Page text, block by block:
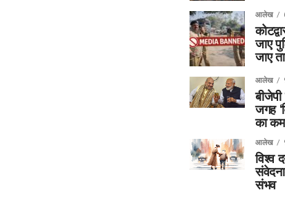
आलेख
जाए
जाए
आलेख
जगह
का
आलेख
विश्व
संभव